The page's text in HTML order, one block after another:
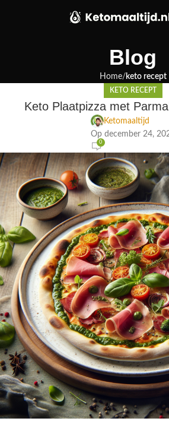
Blog
Home keto recept
KETO RECEPT
Keto Plaatpizza met
Ketomaaltijd
Op december 24,
0